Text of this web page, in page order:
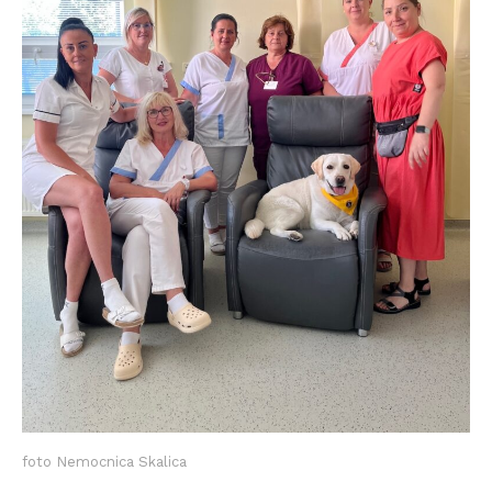
foto Nemocnica Skalica